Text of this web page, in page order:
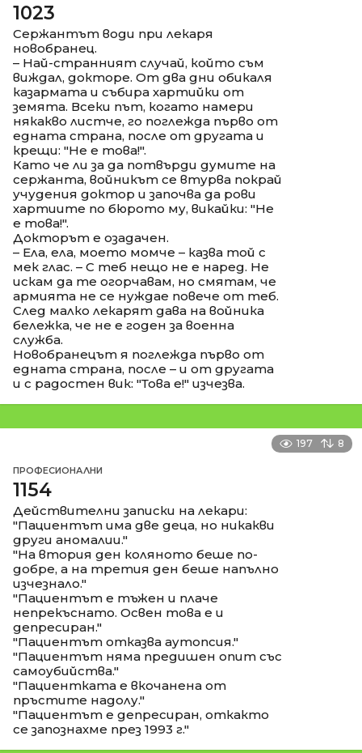
1023
Сержантът води при лекаря
новобранец.
– Най-странният случай, който съм
виждал, докторе. От два дни обикаля
казармата и събира хартийки от
земята. Всеки път, когато намери
някакво листче, го поглежда първо от
едната страна, после от другата и
крещи: "Не е това!".
Като че ли за да потвърди думите на
сержанта, войникът се втурва покрай
учудения доктор и започва да рови
хартиите по бюрото му, викайки: "Не
е това!".
Докторът е озадачен.
– Ела, ела, моето момче – казва той с
мек глас. – С теб нещо не е наред. Не
искам да те огорчавам, но смятам, че
армията не се нуждае повече от теб.
След малко лекарят дава на войника
бележка, че не е годен за военна
служба.
Новобранецът я поглежда първо от
едната страна, после – и от другата
и с радостен вик: "Това е!" изчезва.
197 8
ПРОФЕСИОНАЛНИ
1154
Действителни записки на лекари:
"Пациентът има две деца, но никакви
други аномалии."
"На втория ден коляното беше по-
добре, а на третия ден беше напълно
изчезнало."
"Пациентът е тъжен и плаче
непрекъснато. Освен това е и
депресиран."
"Пациентът отказва аутопсия."
"Пациентът няма предишен опит със
самоубийства."
"Пациентката е вкочанена от
пръстите надолу."
"Пациентът е депресиран, откакто
се запознахме през 1993 г."